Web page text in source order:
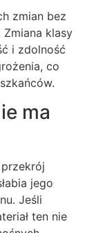
zmian bez
klasy
i zdolność
co
ma
jego
Jeśli
ten nie